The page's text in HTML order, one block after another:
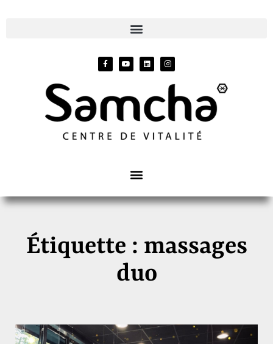
Étiquette : massages
duo